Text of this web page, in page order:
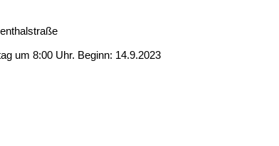
um 8:00 Uhr. Beginn: 14.9.2023